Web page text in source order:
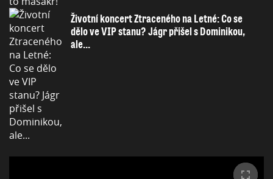
Životní koncert Ztraceného na Letné: Co se
dělo ve VIP stanu? Jágr přišel s Dominikou,
ale...